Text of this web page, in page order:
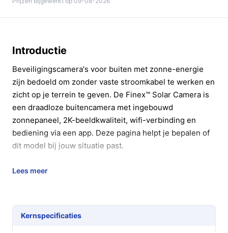
Introductie
Beveiligingscamera's voor buiten met zonne-energie
zijn bedoeld om zonder vaste stroomkabel te werken en
zicht op je terrein te geven. De Finex™ Solar Camera is
een draadloze buitencamera met ingebouwd
zonnepaneel, 2K-beeldkwaliteit, wifi-verbinding en
bediening via een app. Deze pagina helpt je bepalen of
dit model bij jouw situatie past.
In 20 seconden beslissen
zonlicht en beelden via een app toont.
Lees meer
Kernspecificaties